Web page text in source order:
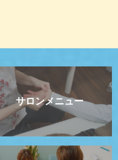
サロンメニュー